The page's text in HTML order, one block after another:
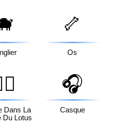
🦴
Os
Dans La
Du Lotus
🎧
Casque